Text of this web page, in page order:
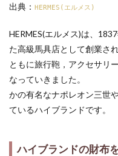
出典： HERMES(エルメス)
HERMES(エルメス)は、
た高級馬具店として創業さ
ともに旅行鞄，アクセサリ
なっていきました。
かの有名なナポレオン三世
ているハイブランドです。
ハイブランドの財布